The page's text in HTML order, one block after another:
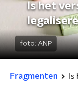
Is het
foto: ANP
Fragmenten